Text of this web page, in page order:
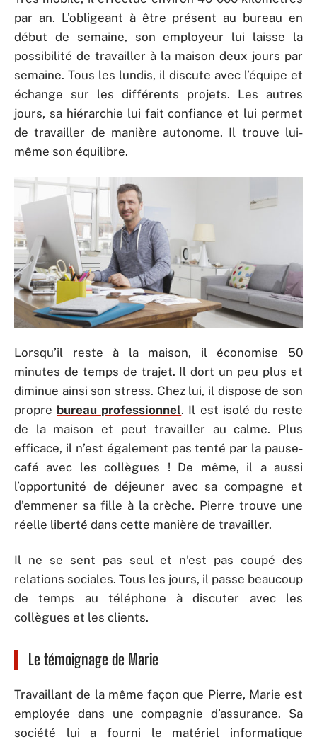
par an. L’obligeant à être présent au bureau en
début de semaine, son employeur lui laisse la
possibilité de travailler à la maison deux jours par
semaine. Tous les lundis, il discute avec l’équipe et
échange sur les différents projets. Les autres
jours, sa hiérarchie lui fait confiance et lui permet
de travailler de manière autonome. Il trouve lui-
même son équilibre.
Lorsqu’il reste à la maison, il économise 50
minutes de temps de trajet. Il dort un peu plus et
diminue ainsi son stress. Chez lui, il dispose de son
propre bureau professionnel. Il est isolé du reste
de la maison et peut travailler au calme. Plus
efficace, il n’est également pas tenté par la pause-
café avec les collègues ! De même, il a aussi
l’opportunité de déjeuner avec sa compagne et
d’emmener sa fille à la crèche. Pierre trouve une
réelle liberté dans cette manière de travailler.
Il ne se sent pas seul et n’est pas coupé des
relations sociales. Tous les jours, il passe beaucoup
de temps au téléphone à discuter avec les
collègues et les clients.
Le témoignage de Marie
Travaillant de la même façon que Pierre, Marie est
employée dans une compagnie d’assurance. Sa
société lui a fourni le matériel informatique